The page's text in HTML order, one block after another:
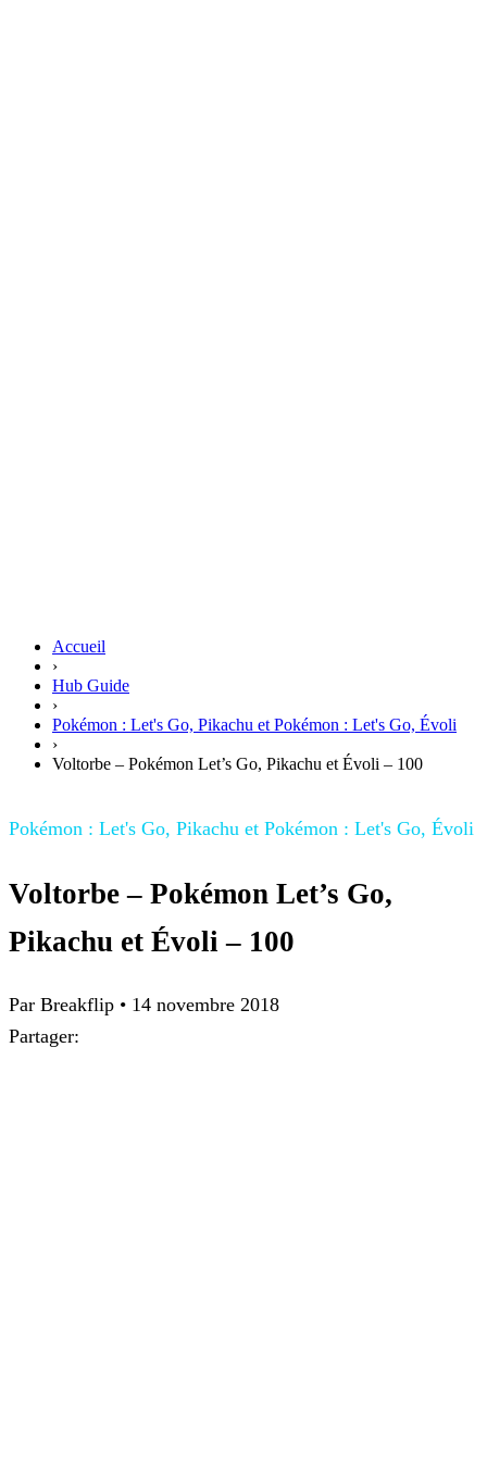
Accueil
›
Hub Guide
›
Pokémon : Let's Go, Pikachu et Pokémon : Let's Go, Évoli
›
Voltorbe – Pokémon Let’s Go, Pikachu et Évoli – 100
Pokémon : Let's Go, Pikachu et Pokémon : Let's Go, Évoli
Voltorbe – Pokémon Let’s Go,
Pikachu et Évoli – 100
Par Breakflip • 14 novembre 2018
Partager: